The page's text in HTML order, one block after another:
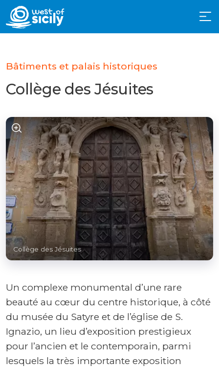
Bâtiments et palais historiques
Collège des Jésuites
Collège des Jésuites
Un complexe monumental d’une rare
beauté au cœur du centre historique, à côté
du musée du Satyre et de l’église de S.
Ignazio, un lieu d’exposition prestigieux
pour l’ancien et le contemporain, parmi
lesquels la très importante exposition